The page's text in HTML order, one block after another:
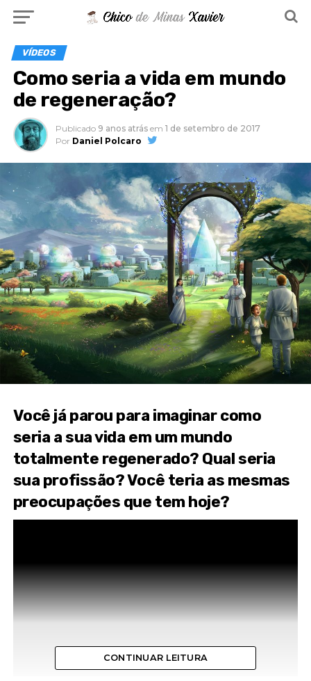
VÍDEOS
Como seria a vida em mundo
de regeneração?
Publicado 9 anos atrás em 1 de setembro de 2017
Por Daniel Polcaro
Você já parou para imaginar como
seria a sua vida em um mundo
totalmente regenerado? Qual seria
sua profissão? Você teria as mesmas
preocupações que tem hoje?
CONTINUAR LEITURA